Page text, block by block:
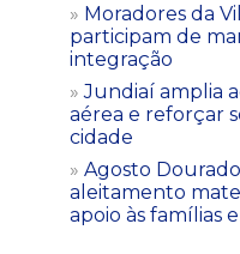
Moradores da
participam de
integração
Jundiaí amplia
aérea e reforçar
cidade
Agosto
aleitamento
apoio às famílias